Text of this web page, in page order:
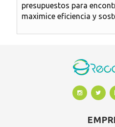
presupuestos para
maximice eficiencia y